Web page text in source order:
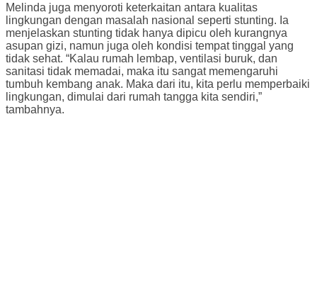
Melinda juga menyoroti keterkaitan antara kualitas
lingkungan dengan masalah nasional seperti stunting. Ia
menjelaskan stunting tidak hanya dipicu oleh kurangnya
asupan gizi, namun juga oleh kondisi tempat tinggal yang
tidak sehat. “Kalau rumah lembap, ventilasi buruk, dan
sanitasi tidak memadai, maka itu sangat memengaruhi
tumbuh kembang anak. Maka dari itu, kita perlu memperbaiki
lingkungan, dimulai dari rumah tangga kita sendiri,”
tambahnya.